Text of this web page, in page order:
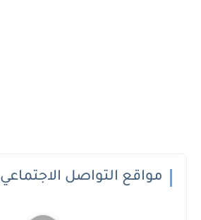
مواقع التواصل الاجتماعي